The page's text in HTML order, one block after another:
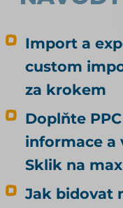
když se na to
se tedy rozhodl
rozhodlo
nedělal. Rada,
najdete, bývá
produktová data.
odpovídá na
myslí. Kvalitní
umělá
článek je proto o
Import a
custom
za krokem
Doplňte
informace a
Sklik na
Jak bidovat